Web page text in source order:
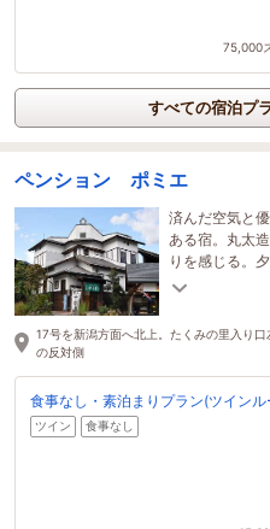
75,000
すべての宿泊プ
ペンション ポミエ
済んだ空気と
ある宿。丸太
りを感じる。
農薬の素材を
17号を新潟方面へ北上。たくみの里入り
の反対側
食事なし・素泊まりプラン(ツインル
ツイン 食事なし